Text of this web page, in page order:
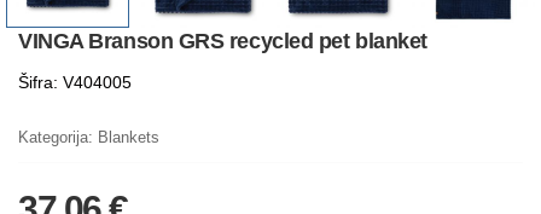
VINGA Branson GRS recycled pet blanket
Šifra: V404005
Kategorija: Blankets